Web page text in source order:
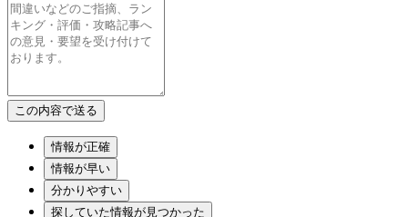
情報が正確
情報が早い
分かりやすい
探していた情報が見つかった